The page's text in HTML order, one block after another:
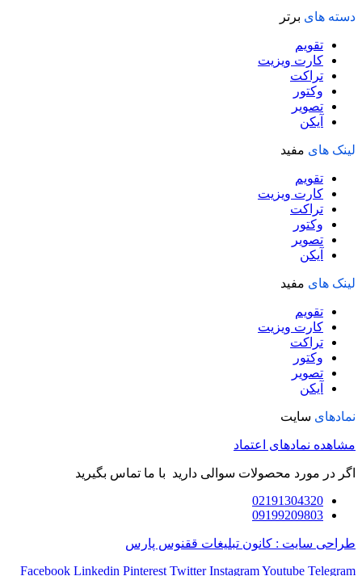
دسته های برتر
تقویم
کارت ویزیت
تراکت
وکتور
تصویر
آیکن
لینک های مفید
تقویم
کارت ویزیت
تراکت
وکتور
تصویر
آیکن
لینک های مفید
تقویم
کارت ویزیت
تراکت
وکتور
تصویر
آیکن
نمادهای سایت
مشاهده نمادهای اعتماد
اگر در مورد محصولات سوالی دارید با ما تماس بگیرید
02191304320
09199209803
طراحی سایت : کانون تبلیغات ققنوس پارس
Facebook Linkedin Pinterest Twitter InstagramYoutube Telegram